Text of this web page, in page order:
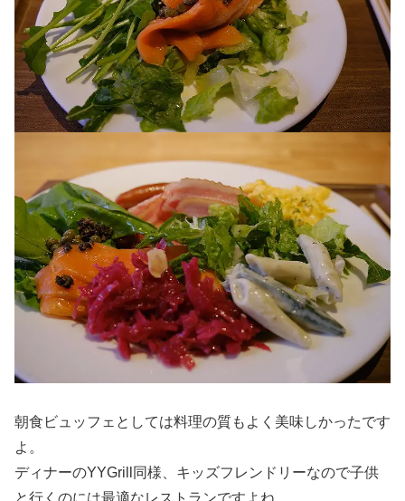
朝食ビュッフェとしては料理の質もよく美味しかったです
よ。
ディナーのYYGrill同様、キッズフレンドリーなので子供
と行くのには最適なレストランですよね。